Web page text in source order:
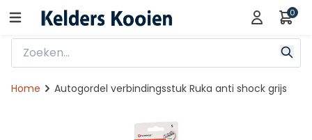
0
Home Autogordel verbindingsstuk Ruka anti shock grijs